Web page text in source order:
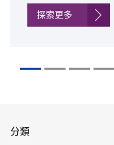
探索更多
探索更多
分類